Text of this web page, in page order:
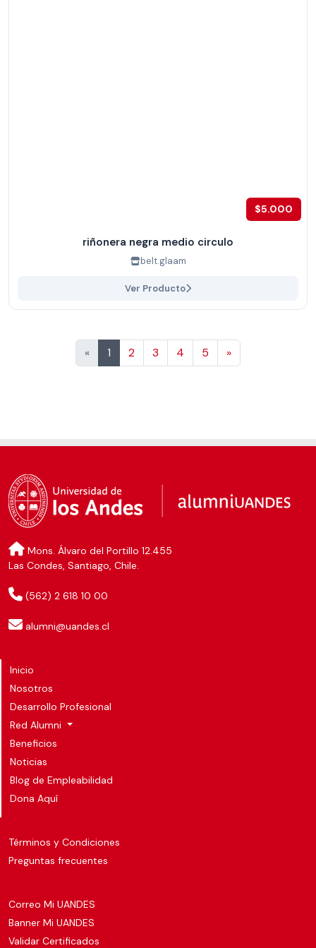
$5.000
riñonera negra medio circulo
belt.glaam
Ver Producto
« 1 2 3 4 5 »Siguiente
Mons. Álvaro del Portillo 12.455
Las Condes, Santiago, Chile.
(562) 2 618 10 00
alumni@uandes.cl
Inicio
Nosotros
Desarrollo Profesional
Red Alumni
Beneficios
Noticias
Blog de Empleabilidad
Dona Aquí
Términos y Condiciones
Preguntas frecuentes
Correo Mi UANDES
Banner Mi UANDES
Validar Certificados